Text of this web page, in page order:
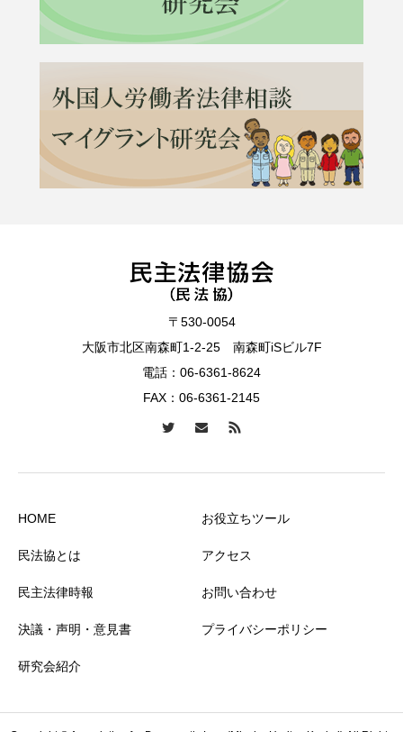
〒530-0054
大阪市北区南森町1-2-25 南森町iSビル7F
電話： 06-6361-8624
FAX：06-6361-2145
HOME
民法協とは
民主法律時報
決議・声明・意見書
研究会紹介
お役立ちツール
アクセス
お問い合わせ
プライバシーポリシー